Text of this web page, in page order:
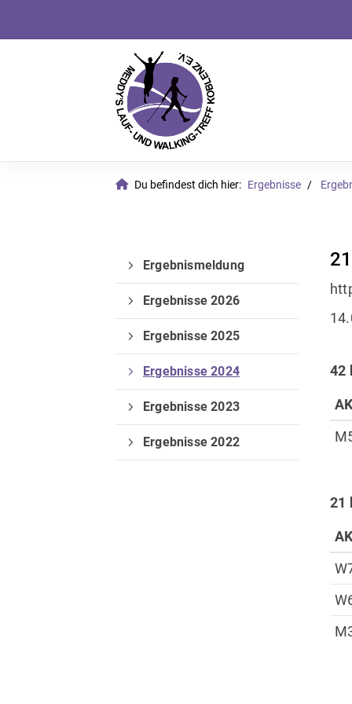
Du befindest dich hier: Ergebnisse
42
AK
21
AK
Ergebnismeldung
Ergebnisse 2026
Ergebnisse 2025
Ergebnisse 2024
Ergebnisse 2023
Ergebnisse 2022
Verein
Vorstand